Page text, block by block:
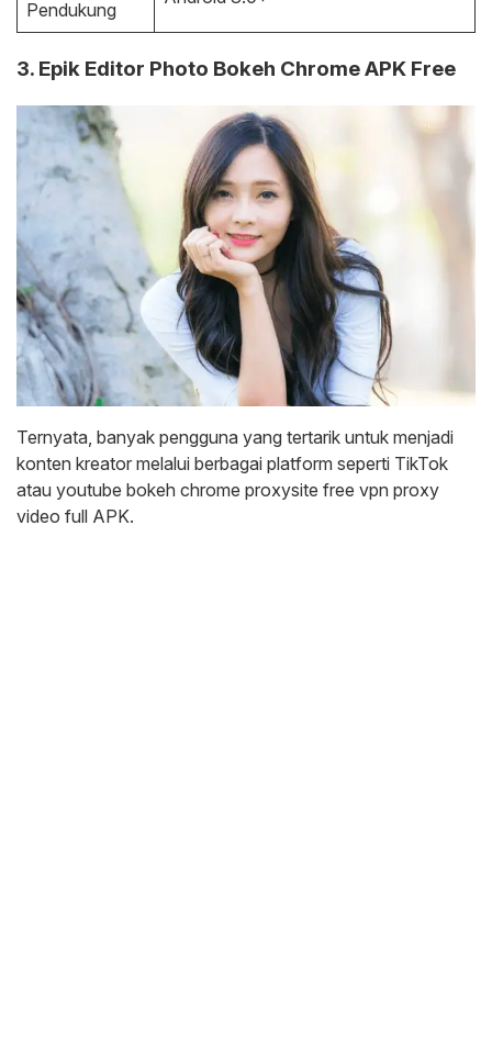
Pendukung
3. Epik Editor Photo Bokeh Chrome APK Free
Ternyata, banyak pengguna yang tertarik untuk menjadi
konten kreator melalui berbagai platform seperti TikTok
atau youtube bokeh chrome proxysite free vpn proxy
video full APK.